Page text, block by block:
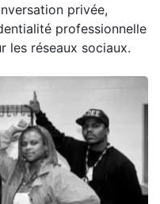
privée,
professionnelle
les réseaux sociaux.